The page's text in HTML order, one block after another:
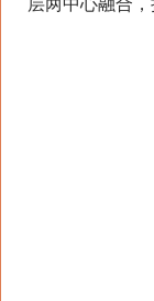
层两中心融合